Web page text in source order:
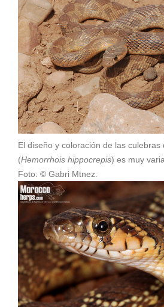
El diseño y coloración de las culebras
(Hemorrhois hippocrepis) es muy
Foto: © Gabri Mtnez.